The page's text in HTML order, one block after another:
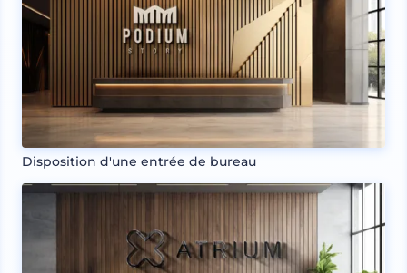
Disposition d'une entrée de bureau